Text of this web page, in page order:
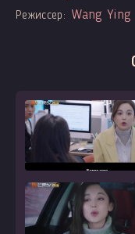
Режиссер: Wang Ying